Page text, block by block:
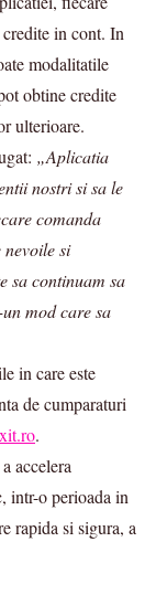
in cont. In
modalitatile
obtine credite
ulterioare.
„Aplicatia
nostri si sa le
comanda
si
sa continuam sa
mod care sa
in care este
de cumparaturi
.
accelera
intr-o perioada in
rapida si sigura, a